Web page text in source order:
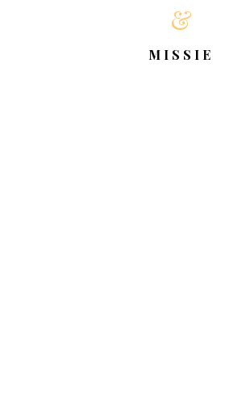
&
MISSIE